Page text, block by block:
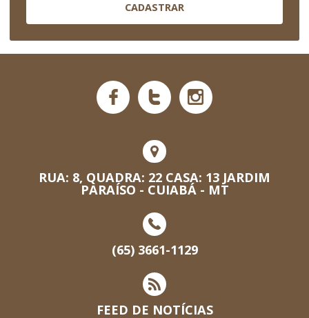
CADASTRAR
RUA: 8, QUADRA: 22 CASA: 13 JARDIM
PARAÍSO - CUIABÁ - MT
(65) 3661-1129
FEED DE NOTÍCIAS